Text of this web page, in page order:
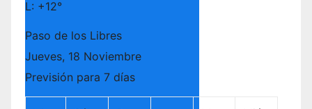
L: +12°
Paso de los Libres
Jueves, 18 Noviembre
Previsión para 7 días